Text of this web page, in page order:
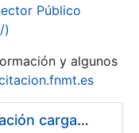
Público
)
y algunos
Pliego condiciones optimización cargas compras firmado